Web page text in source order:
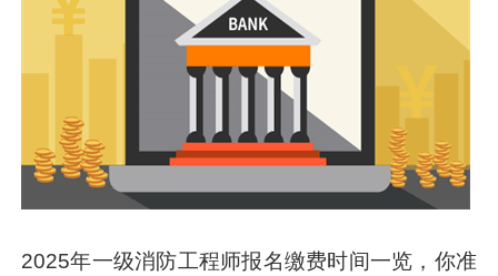
2025年一级消防工程师报名缴费时间一览，你准